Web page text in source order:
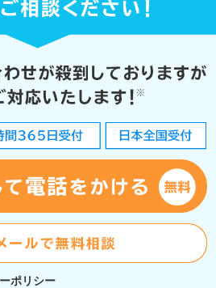
ポリシー